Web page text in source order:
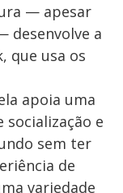
— apesar
desenvolve a
que usa os
apoia uma
e
sem ter
de
variedade